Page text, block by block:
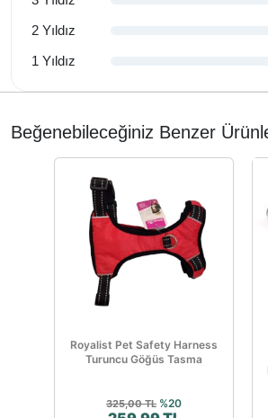
2 Yıldız
1 Yıldız
Beğenebileceğiniz Benzer
Royalist Pet Safety Harness
Turuncu Göğüs Tasma
325,00 TL %20